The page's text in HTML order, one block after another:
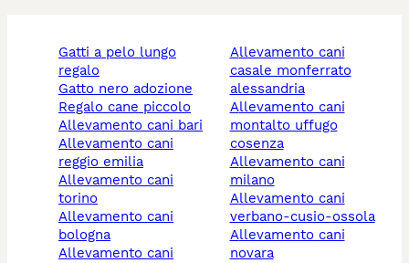
gatti a pelo lungo
regalo
gatto nero adozione
regalo cane piccolo
allevamento cani bari
allevamento cani
reggio emilia
allevamento cani
torino
allevamento cani
bologna
allevamento cani
allevamento cani
casale monferrato
alessandria
allevamento cani
montalto uffugo
cosenza
allevamento cani
milano
allevamento cani
verbano-cusio-ossola
allevamento cani
novara